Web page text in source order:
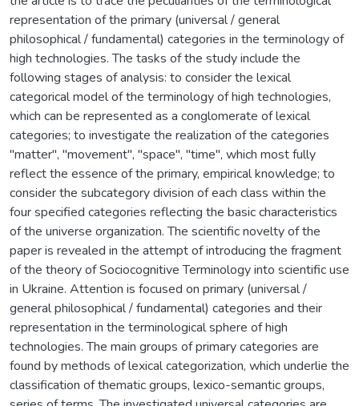
representation of the primary (universal / general
philosophical / fundamental) categories in the terminology of
high technologies. The tasks of the study include the
following stages of analysis: to consider the lexical
categorical model of the terminology of high technologies,
which can be represented as a conglomerate of lexical
categories; to investigate the realization of the categories
"matter", "movement", "space", "time", which most fully
reflect the essence of the primary, empirical knowledge; to
consider the subcategory division of each class within the
four specified categories reflecting the basic characteristics
of the universe organization. The scientific novelty of the
paper is revealed in the attempt of introducing the fragment
of the theory of Sociocognitive Terminology into scientific use
in Ukraine. Attention is focused on primary (universal /
general philosophical / fundamental) categories and their
representation in the terminological sphere of high
technologies. The main groups of primary categories are
found by methods of lexical categorization, which underlie the
classification of thematic groups, lexico-semantic groups,